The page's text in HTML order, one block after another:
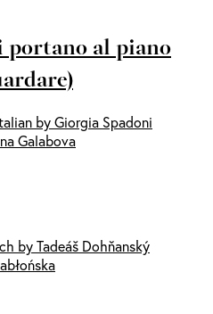
al piano
by Giorgia Spadoni
Galabova
by Tadeáš Dohňanský